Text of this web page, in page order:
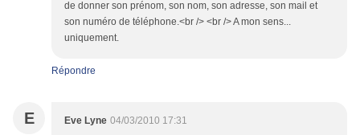
de donner son prénom, son nom, son adresse, son mail et
son numéro de téléphone.<br /> <br /> A mon sens...
uniquement.
Répondre
E Eve Lyne 04/03/2010 17:31